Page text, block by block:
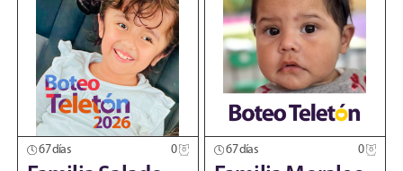
67 días 0 67 días 0